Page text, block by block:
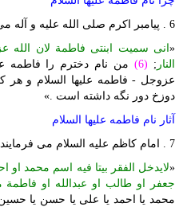
6 . پیامبر اکرم صلی الله علیه و آله می فرمایند:
«انی سمیت ابنتی فاطمة لان
النار ;
(6)
من نام دخترم را فاطمه
عزوجل - فاطمه علیها السلام و
دوزخ دور نگه داشته است .»
آثار نام فاطمه علیها السلام
7 . امام کاظم علیه السلام می فرمایند:
«لایدخل الفقر بیتا فیه اسم محمد
جعفر او طالب او عبدالله او فاطمة
محمد یا احمد یا علی یا حسن یا حسین